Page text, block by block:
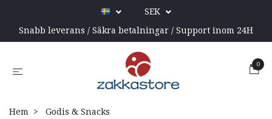
SEK
Snabb leverans / Säkra betalningar / Support inom 24H
0
Hem
Godis & Snacks